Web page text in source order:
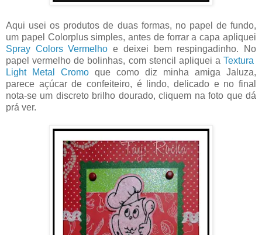
Aqui usei os produtos de duas formas, no papel de fundo,
um papel Colorplus simples, antes de forrar a capa apliquei
Spray Colors Vermelho e deixei bem respingadinho. No
papel vermelho de bolinhas, com stencil apliquei a Textura
Light Metal Cromo que como diz minha amiga Jaluza,
parece açúcar de confeiteiro, é lindo, delicado e no final
nota-se um discreto brilho dourado, cliquem na foto que dá
prá ver.